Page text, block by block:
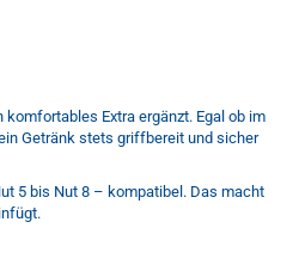
Extra ergänzt. Egal ob im
Getränk stets griffbereit und sicher
5 bis Nut 8 – kompatibel. Das macht